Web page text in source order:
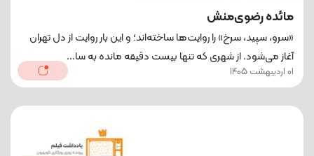
مائده رضوی‌منش
«سرو، سپید، سرخ» را روایت‌ها ساخته‌اند؛ و این ‌بار روایت از دل تهران
آغاز می‌شود. از شهری که تنها بیست دقیقه مانده به سا...
01 اردیبهشت 1405